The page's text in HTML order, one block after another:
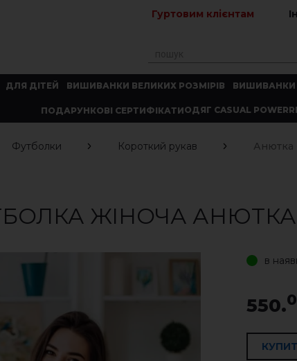
Гуртовим клієнтам
ДЛЯ ДІТЕЙ ВИШИВАНКИ ВЕЛИКИХ РОЗМІРІВ ВИШИВАНКИ
ПОДАРУНКОВІ СЕРТИФІКАТИОДЯГ CASUAL
Футболки Короткий рукав Анютка
ЖІНОЧА АНЮТКА
в
550.